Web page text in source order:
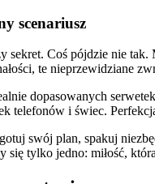
scenariusz
sekret. Coś pójdzie nie
te nieprzewidziane
dopasowanych
telefonów i świec.
swój plan, spakuj
się tylko jedno: miłość,